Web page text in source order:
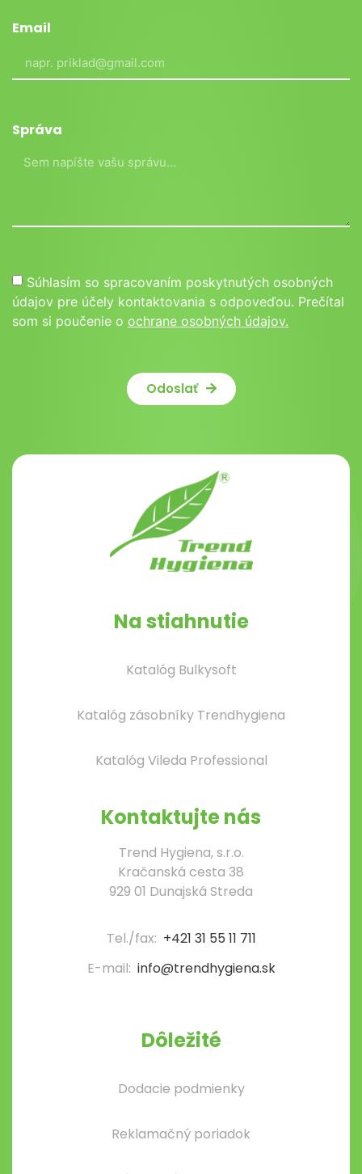
Email
Správa
Súhlasím so spracovaním poskytnutých osobných
údajov pre účely kontaktovania s odpoveďou. Prečítal
som si poučenie o ochrane osobných údajov.
Odoslať
Na stiahnutie
Katalóg Bulkysoft
Katalóg zásobníky Trendhygiena
Katalóg Vileda Professional
Kontaktujte nás
Trend Hygiena, s.r.o.
Kračanská cesta 38
929 01 Dunajská Streda
Tel./fax: +421 31 55 11 711
E-mail: info@trendhygiena.sk
Dôležité
Dodacie podmienky
Reklamačný poriadok